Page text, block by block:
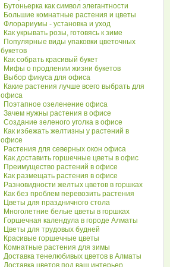
Бутоньерка как символ элегантности
Большие комнатные растения и цветы
Флорариумы - установка и уход
Как укрывать розы, готовясь к зиме
Популярные виды упаковки цветочных
букетов
Как собрать красивый букет
Мифы о продлении жизни букетов
Выбор фикуса для офиса
Какие растения лучше всего выбрать для
офиса
Поэтапное озеленение офиса
Зачем нужны растения в офисе
Создание зеленого уголка в офисе
Как избежать желтизны у растений в
офисе
Растения для северных окон офиса
Как доставить горшечные цветы в офис
Преимущество растений в офисе
Как размещать растения в офисе
Разновидности желтых цветов в горшках
Как без проблем перевозить растения
Цветы для праздничного стола
Многолетние белые цветы в горшках
Горшечная календула в городе Алматы
Цветы для трудовых будней
Красивые горшечные цветы
Комнатные растения для зимы
Доставка тенелюбивых цветов в Алматы
Доставка цветов под ваш интерьер